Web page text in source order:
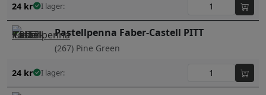
24 kr I lager:
Pastellpenna Faber-Castell PITT
(267) Pine Green
24 kr I lager: